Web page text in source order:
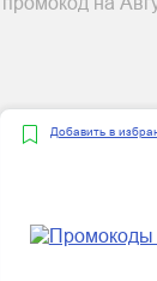
Добавить в